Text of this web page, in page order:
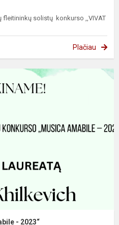
fleitininkų solistų konkurso ,,VIVAT
Plačiau
- 2023“